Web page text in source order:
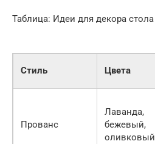
Таблица: Идеи для декора стола
Стиль Цвета
Прованс
Лаванда,
бежевый,
оливковый